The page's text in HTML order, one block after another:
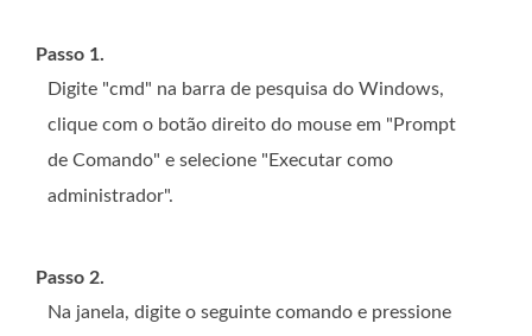
Passo 1.
Digite "cmd" na barra de pesquisa do Windows,
clique com o botão direito do mouse em "Prompt
de Comando" e selecione "Executar como
administrador".
Passo 2.
Na janela, digite o seguinte comando e pressione